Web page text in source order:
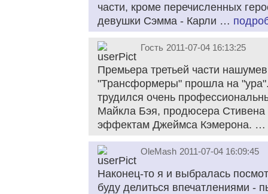
части, кроме перечисленных
девушки Сэмма - Карли …
Гость 2011-07-04 16:13:25
Премьера третьей части
"Трансформеры" прошла на
трудился очень
Майкла Бэя, продюсера Стивена
эффектам Джеймса Кэмерона. …
OleMash 2011-07-04 16:09:45
Наконец-то я и выбралась
буду делиться впечатлениями -